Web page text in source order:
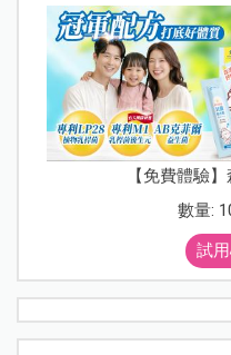
【免費體驗
數量:
試